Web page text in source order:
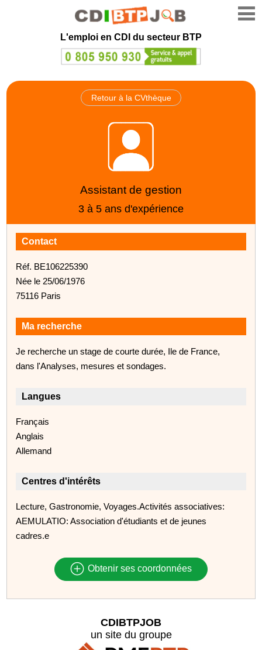
L'emploi en CDI du secteur BTP
Retour à la CVthèque
Assistant de gestion
3 à 5 ans d'expérience
Contact
Réf. BE106225390
Née le 25/06/1976
75116 Paris
Ma recherche
Je recherche un stage de courte durée, Ile de France,
dans l'Analyses, mesures et sondages.
Langues
Français
Anglais
Allemand
Centres d'intérêts
Lecture, Gastronomie, Voyages.Activités associatives:
AEMULATIO: Association d'étudiants et de jeunes
cadres.e
Obtenir ses coordonnées
CDIBTPJOB
un site du groupe